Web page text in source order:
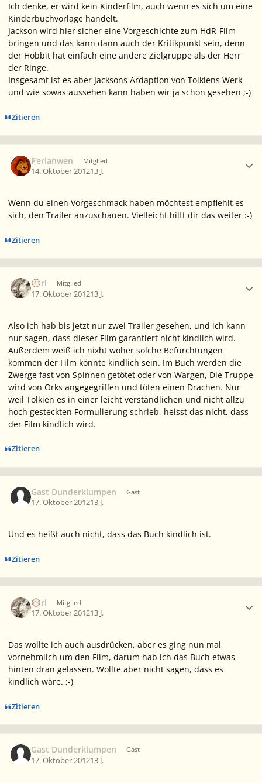
Ich denke, er wird kein Kinderfilm, auch wenn es sich um eine
Kinderbuchvorlage handelt.
Jackson wird hier sicher eine Vorgeschichte zum HdR-Flim
bringen und das kann dann auch der Kritikpunkt sein, denn
der Hobbit hat einfach eine andere Zielgruppe als der Herr
der Ringe.
Insgesamt ist es aber Jacksons Ardaption von Tolkiens Werk
und wie sowas aussehen kann haben wir ja schon gesehen ;-)
Zitieren
Perianwen Mitglied
14. Oktober 201213 J.
Wenn du einen Vorgeschmack haben möchtest empfiehlt es
sich, den Trailer anzuschauen. Vielleicht hilft dir das weiter :-)
Zitieren
Eorl Mitglied
17. Oktober 201213 J.
Also ich hab bis jetzt nur zwei Trailer gesehen, und ich kann
nur sagen, dass dieser Film garantiert nicht kindlich wird.
Außerdem weiß ich nixht woher solche Befürchtungen
kommen der Film könnte kindlich sein. Im Buch werden die
Zwerge fast von Spinnen getötet oder von Wargen, Die Truppe
wird von Orks angegegriffen und töten einen Drachen. Nur
weil Tolkien es in einer leicht verständlichen und nicht allzu
hoch gesteckten Formulierung schrieb, heisst das nicht, dass
der Film kindlich wird.
Zitieren
Gast Dunderklumpen Gast
17. Oktober 201213 J.
Und es heißt auch nicht, dass das Buch kindlich ist.
Zitieren
Eorl Mitglied
17. Oktober 201213 J.
Das wollte ich auch ausdrücken, aber es ging nun mal
vornehmlich um den Film, darum hab ich das Buch etwas
hinten dran gelassen. Wollte aber nicht sagen, dass es
kindlich wäre. ;-)
Zitieren
Gast Dunderklumpen Gast
17. Oktober 201213 J.